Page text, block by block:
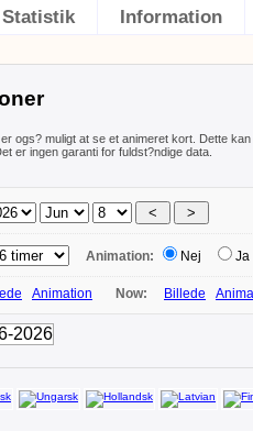
Statistik Information
ogs? muligt at se et animeret kort. Dette
er ingen garanti for fuldst?ndige data.
Animation: Nej Ja
Animation Now: Billede